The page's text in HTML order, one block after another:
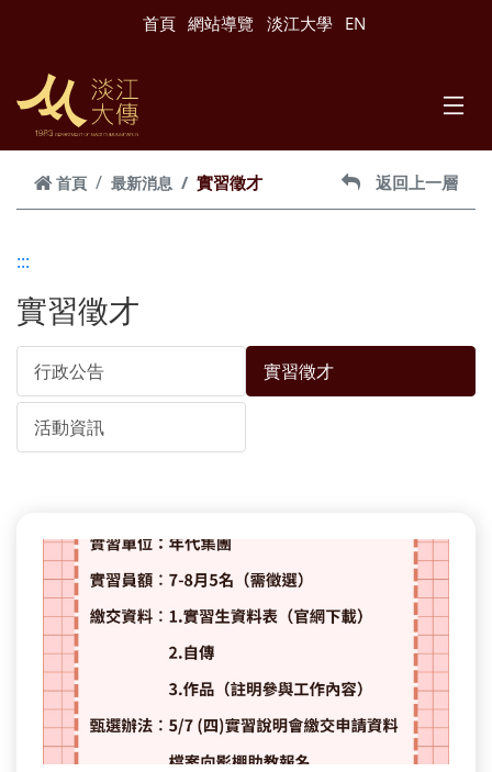
首頁 網站導覽 淡江大學 EN
首頁 最新消息 實習徵才 返回上一層
:::
實習徵才
行政公告 實習徵才
活動資訊